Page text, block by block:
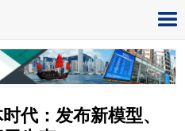
代：发布新模型、